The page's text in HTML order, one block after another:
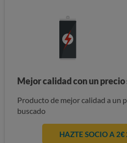
Mejor calidad con un
Producto de mejor calidad a un
buscado
HAZTE SOCIO A 2€